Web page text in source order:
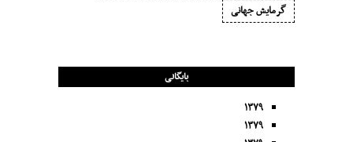
گرمایش جهانی
بایگانی
۱۳۷۹
۱۳۷۹